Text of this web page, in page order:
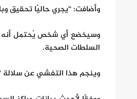
وأضافت: “يجري حاليًا تحقيق
السلطات الصحية.
وينجم هذا التفشي عن سلالة